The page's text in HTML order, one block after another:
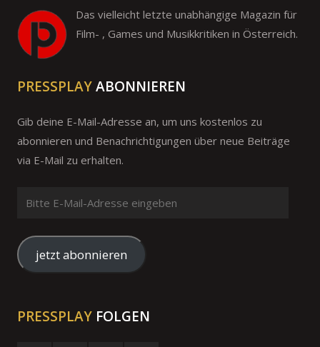
Das vielleicht letzte unabhängige Magazin für
Film- , Games und Musikkritiken in Österreich.
PRESSPLAYABONNIEREN
Gib deine E-Mail-Adresse an, um uns kostenlos zu
abonnieren und Benachrichtigungen über neue Beiträge
via E-Mail zu erhalten.
Mail-
Adresse
eingeben
jetzt abonnieren
PRESSPLAY FOLGEN